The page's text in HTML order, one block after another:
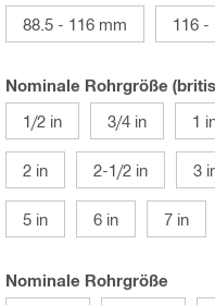
88.5 - 116 mm
116 -
Nominale Rohrgröße
1/2 in
3/4 in 1
2 in 2-1/2 in 3
5 in 6 in 7 in
Nominale Rohrgröße